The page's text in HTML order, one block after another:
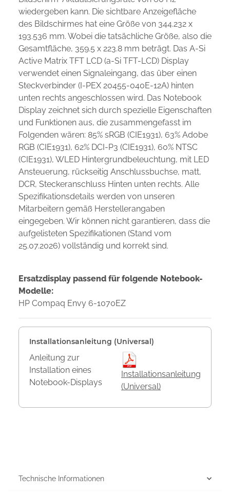
wiedergeben kann. Die sichtbare Anzeigefläche
des Bildschirmes hat eine Größe von 344.232 x
193.536 mm. Wobei die tatsächliche Größe, also die
Gesamtfläche, 359.5 x 223.8 mm beträgt. Das A-Si
Active Matrix TFT LCD (a-Si TFT-LCD) Display
verwendet einen Signaleingang, das über einen
Steckverbinder (I-PEX 20455-040E-12A) hinten
unten rechts angeschlossen wird. Das Notebook
Display zeichnet sich durch spezielle Eigenschaften
und Funktionen aus, die zusammengefasst im
Folgenden wären: 85% sRGB (CIE1931), 63% Adobe
RGB (CIE1931), 62% DCI-P3 (CIE1931), 60% NTSC
(CIE1931), WLED Hintergrundbeleuchtung, mit LED
Ansteuerung, rückseitig Anschlussbuchse, matt,
DCR, Steckeranschluss Hinten unten rechts. Alle
Spezifikationsdetails werden von unseren
Mitarbeitern gemäß Herstellerangaben
eingegeben. Wir können nicht garantieren, dass die
aufgelisteten Spezifikationen (Stand vom
25.07.2026) vollständig und korrekt sind.
Ersatzdisplay passend für folgende Notebook-
Modelle:
HP Compaq Envy 6-1070EZ
Installationsanleitung (Universal)
Anleitung zur
Installation eines
Notebook-Displays
Installationsanleitung
(Universal)
Technische Informationen